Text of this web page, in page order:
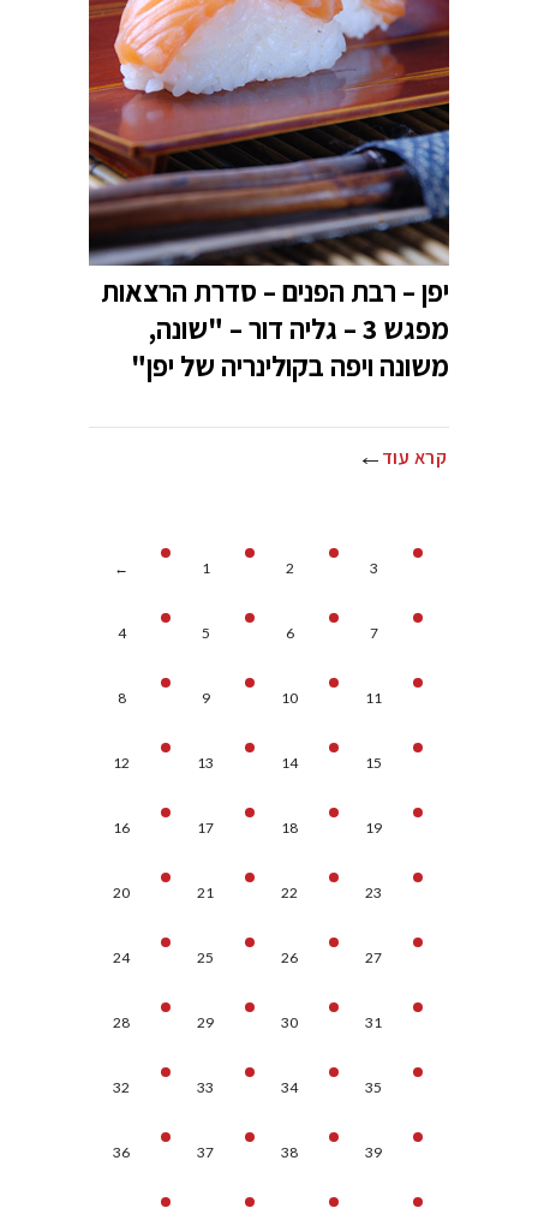
יפן – רבת הפנים – סדרת הרצאות
מפגש 3 – גליה דור – "שונה,
משונה ויפה בקולינריה של יפן"
קרא עוד
← 1 2 3
4 5 6 7
8 9 10 11
12 13 14 15
16 17 18 19
20 21 22 23
24 25 26 27
28 29 30 31
32 33 34 35
36 37 38 39